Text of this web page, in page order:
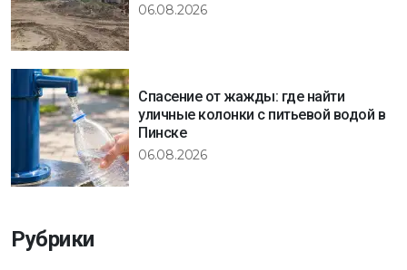
06.08.2026
Спасение от жажды: где найти
уличные колонки с питьевой водой в
Пинске
06.08.2026
Рубрики